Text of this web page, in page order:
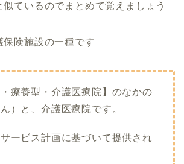
似ているのでまとめて覚えましょう
保険施設の一種です
・療養型・介護医療院】のなかの
）と、介護医療院です。
ービス計画に基づいて提供され